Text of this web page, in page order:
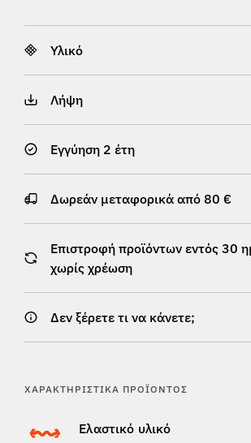
Υλικό
Λήψη
Εγγύηση 2 έτη
Δωρεάν μεταφορικά από 80 €
Επιστροφή προϊόντων εντός 30
χωρίς χρέωση
Δεν ξέρετε τι να κάνετε;
ΧΑΡΑΚΤΗΡΙΣΤΙΚΆ ΠΡΟΪΌΝΤΟΣ
Ελαστικό υλικό